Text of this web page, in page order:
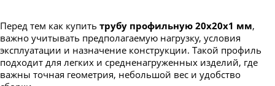
Перед тем как купить трубу профильную 20х20х1 мм,
важно учитывать предполагаемую нагрузку, условия
эксплуатации и назначение конструкции. Такой профиль
подходит для легких и средненагруженных изделий, где
важны точная геометрия, небольшой вес и удобство